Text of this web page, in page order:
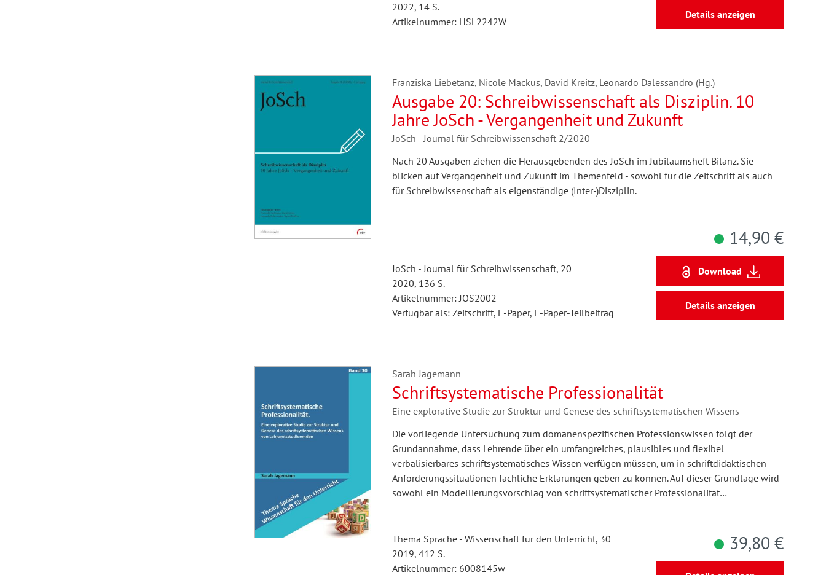
2022, 14 S.
Artikelnummer: HSL2242W
Details anzeigen
Franziska Liebetanz, Nicole Mackus, David Kreitz, Leonardo Dalessandro (Hg.)
Ausgabe 20: Schreibwissenschaft als Disziplin. 10
Jahre JoSch - Vergangenheit und Zukunft
JoSch - Journal für Schreibwissenschaft 2/2020
Nach 20 Ausgaben ziehen die Herausgebenden des JoSch im Jubiläumsheft Bilanz. Sie
blicken auf Vergangenheit und Zukunft im Themenfeld - sowohl für die Zeitschrift als auch
für Schreibwissenschaft als eigenständige (Inter-)Disziplin.
JoSch - Journal für Schreibwissenschaft, 20
2020, 136 S.
Artikelnummer: JOS2002
Verfügbar als: Zeitschrift, E-Paper, E-Paper-Teilbeitrag
14,90 €
Download
Details anzeigen
Sarah Jagemann
Schriftsystematische Professionalität
Eine explorative Studie zur Struktur und Genese des schriftsystematischen Wissens
Die vorliegende Untersuchung zum domänenspezifischen Professionswissen folgt der
Grundannahme, dass Lehrende über ein umfangreiches, plausibles und flexibel
verbalisierbares schriftsystematisches Wissen verfügen müssen, um in schriftdidaktischen
Anforderungssituationen fachliche Erklärungen geben zu können. Auf dieser Grundlage wird
sowohl ein Modellierungsvorschlag von schriftsystematischer Professionalität…
Thema Sprache - Wissenschaft für den Unterricht, 30
2019, 412 S.
Artikelnummer: 6008145w
39,80 €